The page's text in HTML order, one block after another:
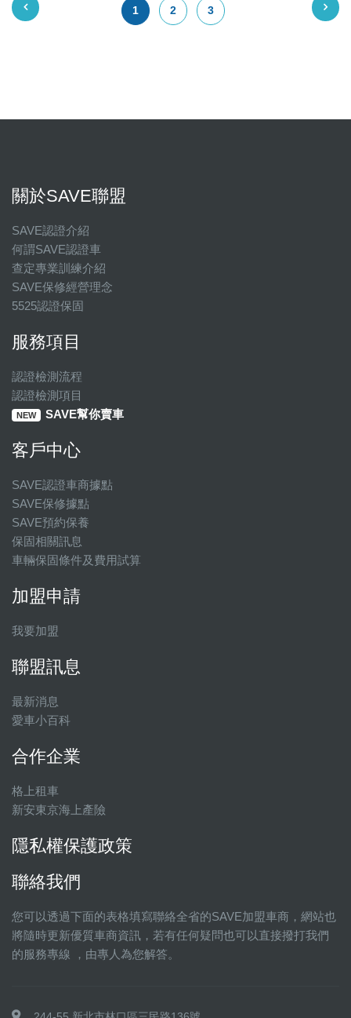
1 2 3
關於SAVE聯盟
SAVE認證介紹
何謂SAVE認證車
查定專業訓練介紹
SAVE保修經營理念
5525認證保固
服務項目
認證檢測流程
認證檢測項目
NEW SAVE幫你賣車
客戶中心
SAVE認證車商據點
SAVE保修據點
SAVE預約保養
保固相關訊息
車輛保固條件及費用試算
加盟申請
我要加盟
聯盟訊息
最新消息
愛車小百科
合作企業
格上租車
新安東京海上產險
隱私權保護政策
聯絡我們
您可以透過下面的表格填寫聯絡全省的SAVE加盟車商，網站也
將隨時更新優質車商資訊，若有任何疑問也可以直接撥打我們
的服務專線 ，由專人為您解答。